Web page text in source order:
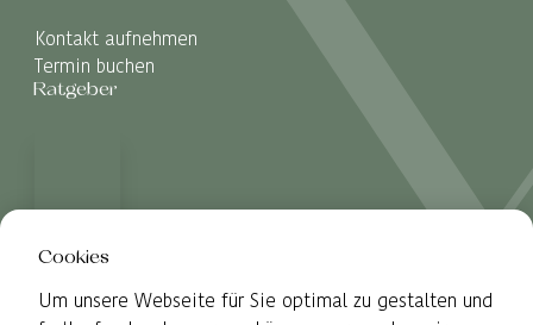
Kontakt aufnehmen
Termin buchen
Ratgeber
Cookies
Um unsere Webseite für Sie optimal zu gestalten und